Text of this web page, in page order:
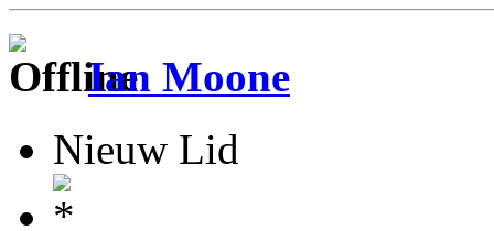
Ian Moone
Nieuw Lid